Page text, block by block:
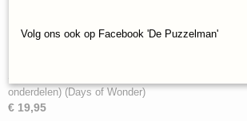
onderdelen) (Days of Wonder)
€ 19,95
Volg ons ook op Facebook 'De Puzzelman'